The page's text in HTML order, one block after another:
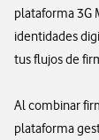
plataforma 3G
identidades
tus flujos de
Al combinar
plataforma